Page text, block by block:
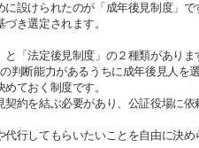
設けられたのが「成年後見制度」で
き選定されます。
「法定後見制度」の２種類がありま
判断能力があるうちに成年後見人を
ておく制度です。
約を結ぶ必要があり、公証役場に依
行してもらいたいことを自由に決め